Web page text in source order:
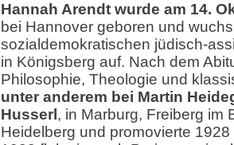
Hannah Arendt wurde am 14.
bei Hannover geboren und
sozialdemokratischen jüdisch-
in Königsberg auf. Nach dem
Philosophie, Theologie und
unter anderem bei Martin
Husserl , in Marburg, Freiberg im
Heidelberg und promovierte